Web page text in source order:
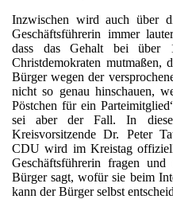
Inzwischen wird auch über
Geschäftsführerin immer
dass das Gehalt bei
Christdemokraten mutmaßen,
Bürger wegen der
nicht so genau hinschauen,
Pöstchen für ein
sei aber der Fall. In
Kreisvorsitzende Dr. Peter
CDU wird im Kreistag
Geschäftsführerin fragen
Bürger sagt, wofür sie beim
kann der Bürger selbst